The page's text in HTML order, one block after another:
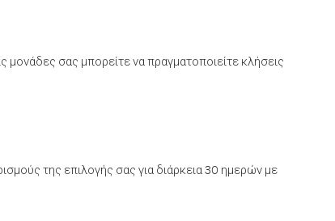
σας μπορείτε να πραγματοποιείτε κλήσεις
της επιλογής σας για διάρκεια 30 ημερών με